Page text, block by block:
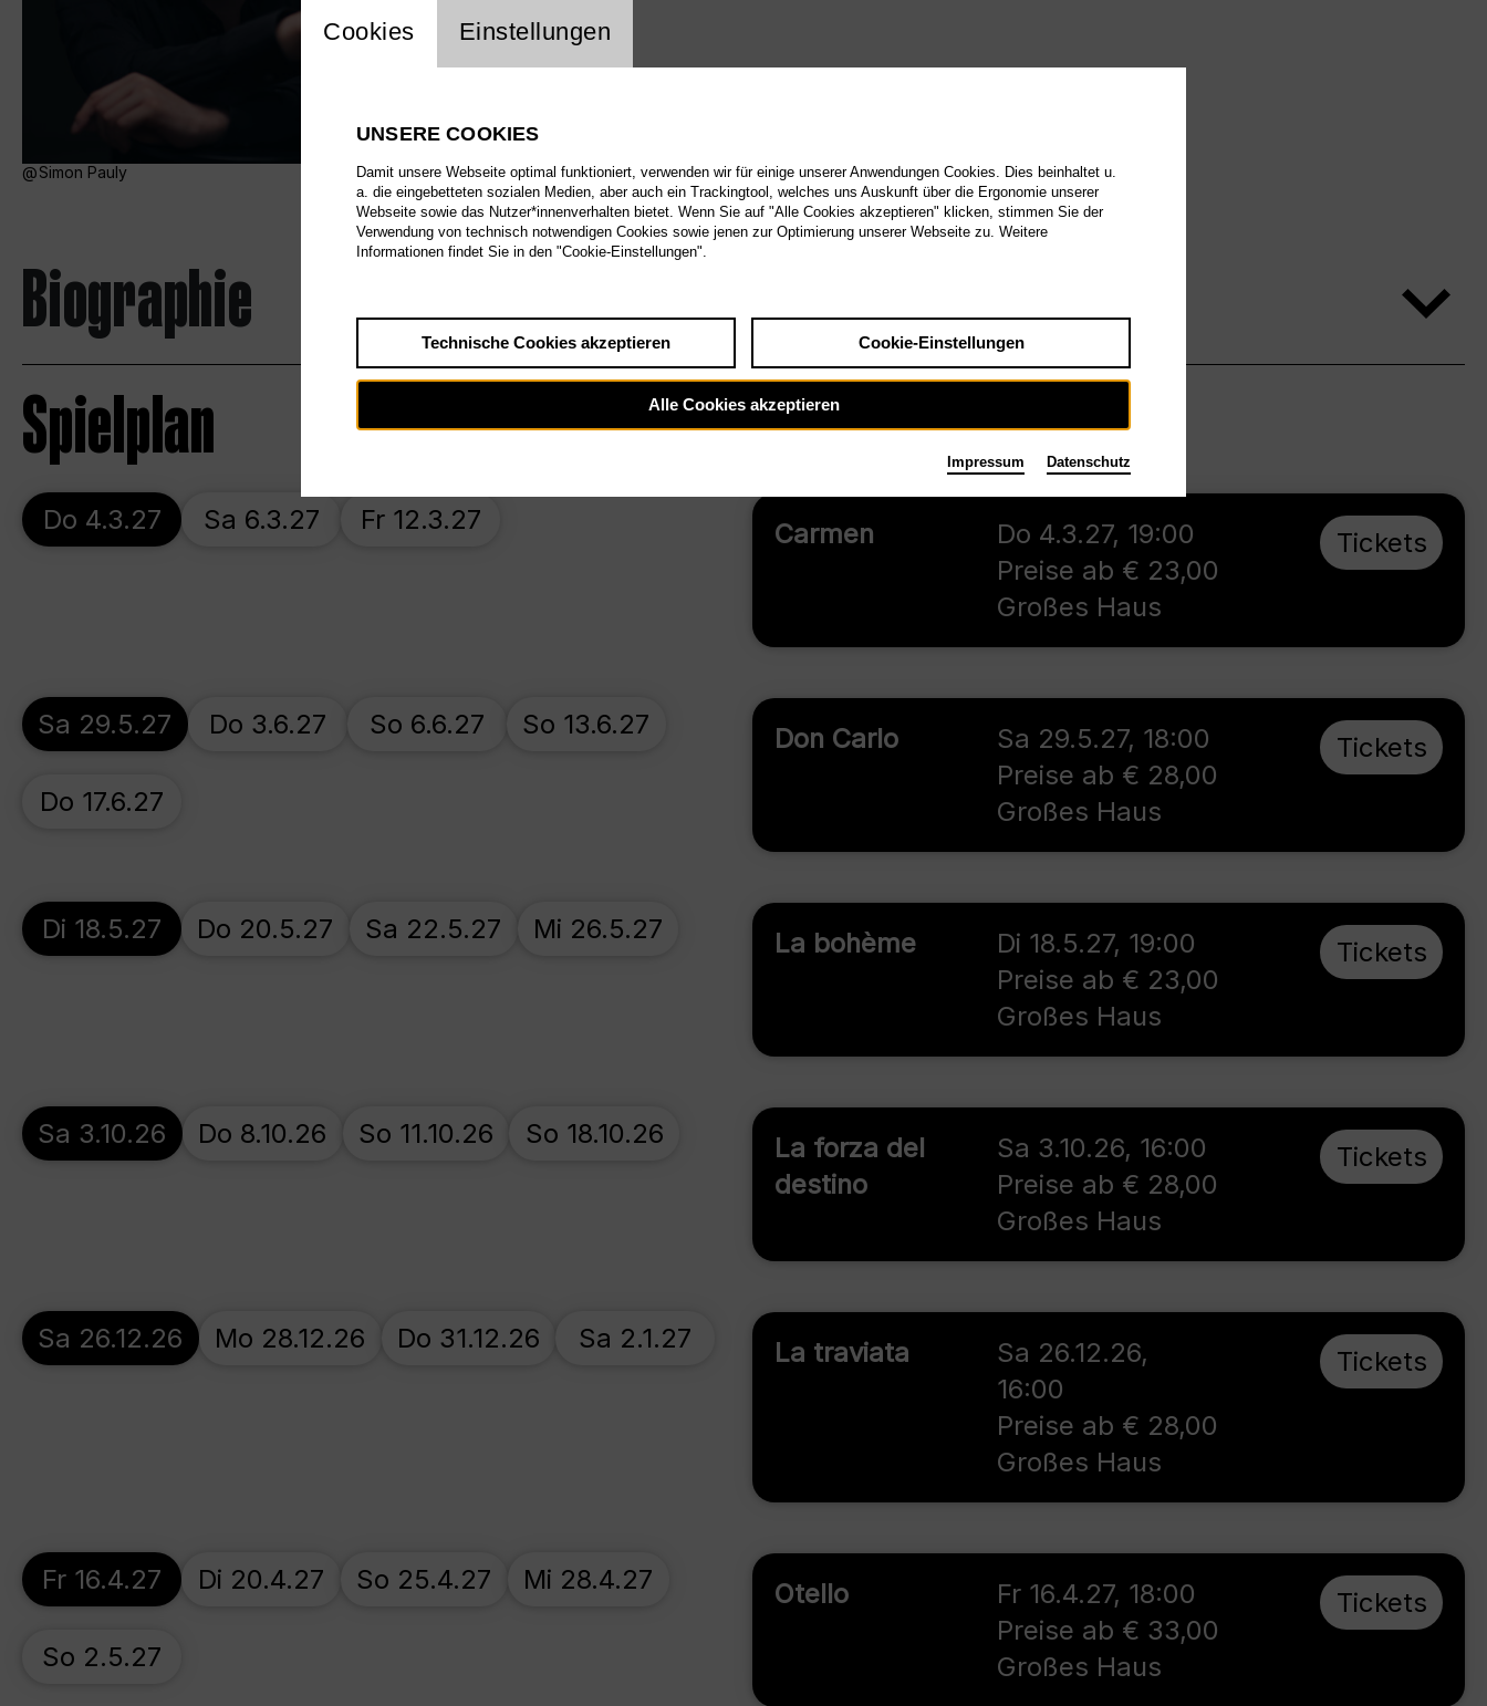
Simon Pauly
Biographie
Spielplan
Carmen Do 4.3.27, 19:00
Preise ab € 23,00
Großes Haus
Tickets
Do 4.3.27 Sa 6.3.27 Fr 12.3.27
Don Carlo Sa 29.5.27, 18:00
Preise ab € 28,00
Großes Haus
Tickets
Sa 29.5.27 Do 3.6.27 So 6.6.27 So 13.6.27
Do 17.6.27
La bohème Di 18.5.27, 19:00
Preise ab € 23,00
Großes Haus
Tickets
Di 18.5.27 Do 20.5.27 Sa 22.5.27 Mi 26.5.27
La forza del
destino
Sa 3.10.26, 16:00
Preise ab € 28,00
Großes Haus
Tickets
Sa 3.10.26 Do 8.10.26 So 11.10.26 So 18.10.26
La traviata Sa 26.12.26,
16:00
Preise ab € 28,00
Großes Haus
Tickets
Sa 26.12.26 Mo 28.12.26 Do 31.12.26 Sa 2.1.27
Otello Fr 16.4.27, 18:00
Preise ab € 33,00
Großes Haus
Tickets
Fr 16.4.27 Di 20.4.27 So 25.4.27 Mi 28.4.27
So 2.5.27
Einstellung Website Cookie
Cookies Einstellungen
UNSERE COOKIES
Damit unsere Webseite optimal funktioniert, verwenden wir für einige unserer Anwendungen Cookies. Dies beinhaltet u.
a. die eingebetteten sozialen Medien, aber auch ein Trackingtool, welches uns Auskunft über die Ergonomie unserer
Webseite sowie das Nutzer*innenverhalten bietet. Wenn Sie auf "Alle Cookies akzeptieren" klicken, stimmen Sie der
Verwendung von technisch notwendigen Cookies sowie jenen zur Optimierung unserer Webseite zu. Weitere
Informationen findet Sie in den "Cookie-Einstellungen".
Technische Cookies akzeptieren Cookie-Einstellungen
Alle Cookies akzeptieren
Impressum Datenschutz